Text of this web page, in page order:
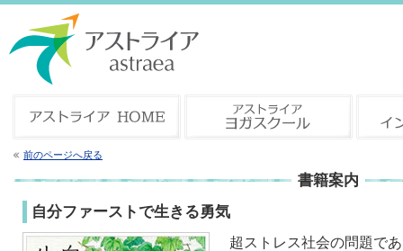
前のページへ戻る
書籍案内
自分ファーストで生きる勇気
超ストレス社会の問題で